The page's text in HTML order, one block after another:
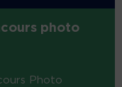
photo
Photo